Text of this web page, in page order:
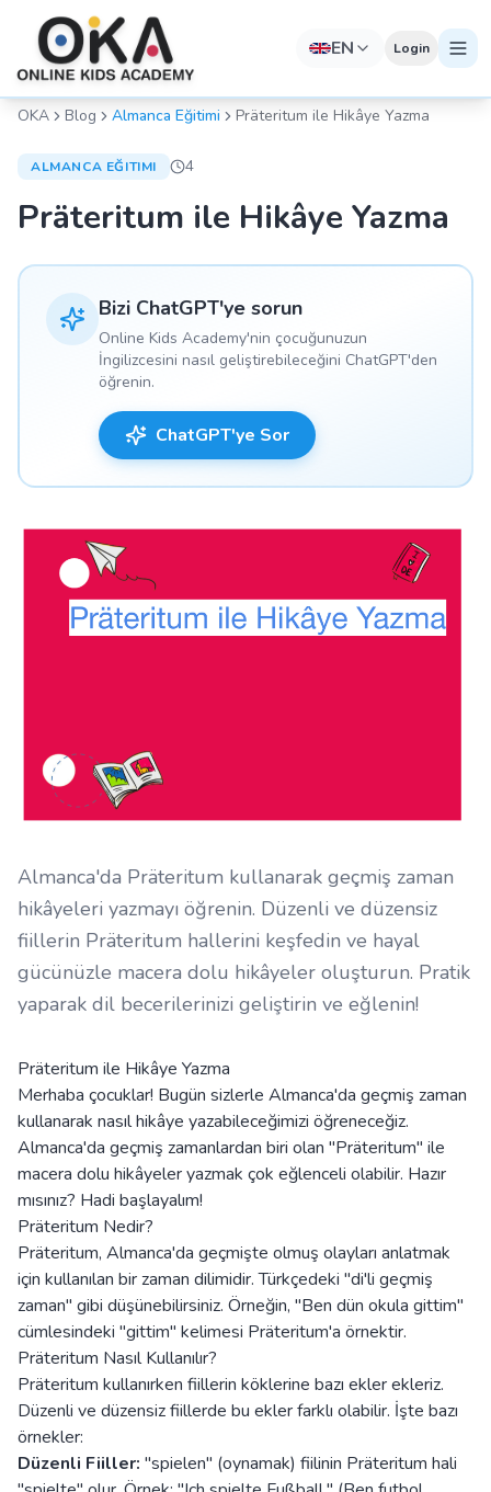
EN Login
OKA Blog Almanca Eğitimi Präteritum ile Hikâye Yazma
ALMANCA EĞITIMI 4
Präteritum ile Hikâye Yazma
Bizi ChatGPT'ye sorun
Online Kids Academy'nin çocuğunuzun
İngilizcesini nasıl geliştirebileceğini ChatGPT'den
öğrenin.
ChatGPT'ye Sor
Almanca'da Präteritum kullanarak geçmiş zaman
hikâyeleri yazmayı öğrenin. Düzenli ve düzensiz
fiillerin Präteritum hallerini keşfedin ve hayal
gücünüzle macera dolu hikâyeler oluşturun. Pratik
yaparak dil becerilerinizi geliştirin ve eğlenin!
Präteritum ile Hikâye Yazma
Merhaba çocuklar! Bugün sizlerle Almanca'da geçmiş zaman
kullanarak nasıl hikâye yazabileceğimizi öğreneceğiz.
Almanca'da geçmiş zamanlardan biri olan "Präteritum" ile
macera dolu hikâyeler yazmak çok eğlenceli olabilir. Hazır
mısınız? Hadi başlayalım!
Präteritum Nedir?
Präteritum, Almanca'da geçmişte olmuş olayları anlatmak
için kullanılan bir zaman dilimidir. Türkçedeki "di'li geçmiş
zaman" gibi düşünebilirsiniz. Örneğin, "Ben dün okula gittim"
cümlesindeki "gittim" kelimesi Präteritum'a örnektir.
Präteritum Nasıl Kullanılır?
Präteritum kullanırken fiillerin köklerine bazı ekler ekleriz.
Düzenli ve düzensiz fiillerde bu ekler farklı olabilir. İşte bazı
örnekler:
Düzenli Fiiller: "spielen" (oynamak) fiilinin Präteritum hali